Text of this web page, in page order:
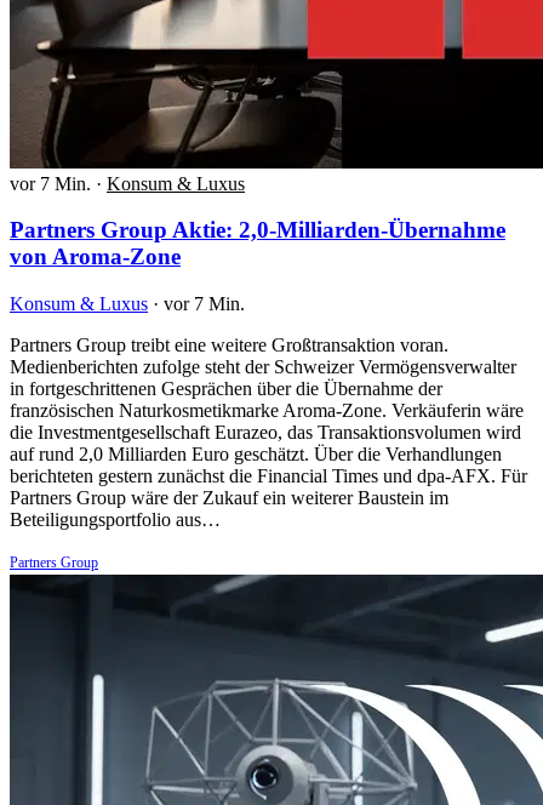
vor 7 Min. · Konsum & Luxus
Partners Group Aktie: 2,0-Milliarden-Übernahme
von Aroma-Zone
Konsum & Luxus · vor 7 Min.
Partners Group treibt eine weitere Großtransaktion voran.
Medienberichten zufolge steht der Schweizer Vermögensverwalter
in fortgeschrittenen Gesprächen über die Übernahme der
französischen Naturkosmetikmarke Aroma-Zone. Verkäuferin wäre
die Investmentgesellschaft Eurazeo, das Transaktionsvolumen wird
auf rund 2,0 Milliarden Euro geschätzt. Über die Verhandlungen
berichteten gestern zunächst die Financial Times und dpa-AFX. Für
Partners Group wäre der Zukauf ein weiterer Baustein im
Beteiligungsportfolio aus…
Partners Group